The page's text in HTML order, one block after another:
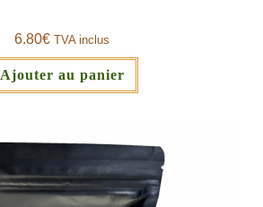
6.80€ TVA inclus
Ajouter au panier